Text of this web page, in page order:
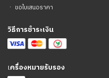
ㆍ ขอใบเสนอราคา
วิธีการชำระเงิน
เครื่องหมายรับรอง